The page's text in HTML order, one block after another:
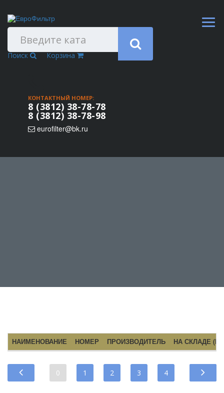
Поиск Корзина
КОНТАКТНЫЙ НОМЕР:
8 (3812) 38-78-78
8 (3812) 38-78-98
eurofilter@bk.ru
НАИМЕНОВАНИЕ НОМЕР ПРОИЗВОДИТЕЛЬ НА СКЛАДЕ
0 1 2 3 4